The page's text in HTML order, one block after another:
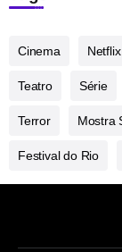
Cinema Netflix
Teatro Série
Terror Mostra
Festival do Rio